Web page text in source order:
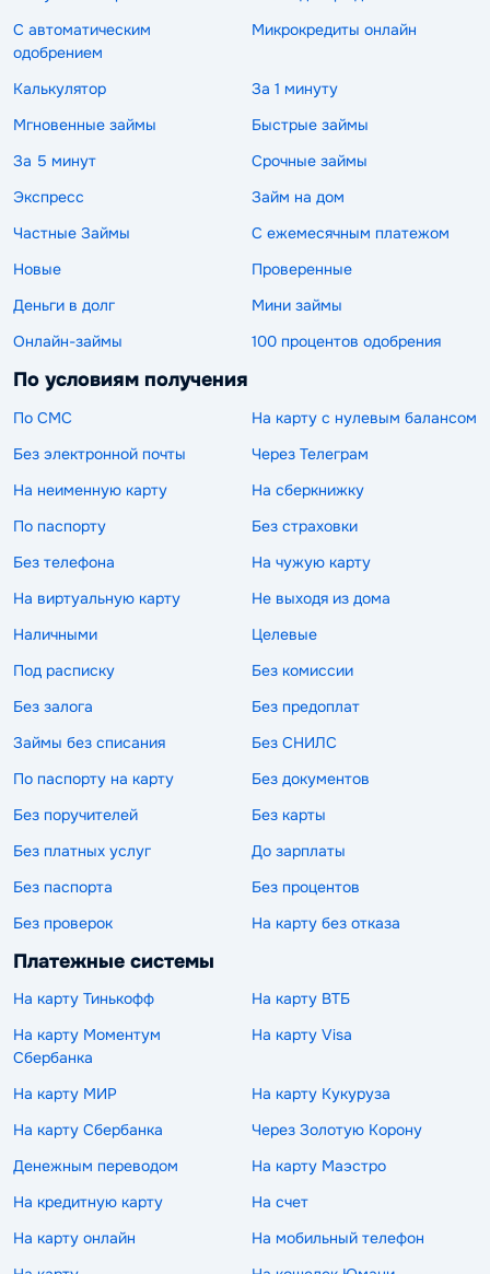
С автоматическим
одобрением
Микрокредиты онлайн
Калькулятор
За 1 минуту
Мгновенные займы
Быстрые займы
За 5 минут
Срочные займы
Экспресс
Займ на дом
Частные Займы
С ежемесячным платежом
Новые
Проверенные
Деньги в долг
Мини займы
Онлайн-займы
100 процентов одобрения
По условиям получения
По СМС
На карту с нулевым балансом
Без электронной почты
Через Телеграм
На неименную карту
На сберкнижку
По паспорту
Без страховки
Без телефона
На чужую карту
На виртуальную карту
Не выходя из дома
Наличными
Целевые
Под расписку
Без комиссии
Без залога
Без предоплат
Займы без списания
Без СНИЛС
По паспорту на карту
Без документов
Без поручителей
Без карты
Без платных услуг
До зарплаты
Без паспорта
Без процентов
Без проверок
На карту без отказа
Платежные системы
На карту Тинькофф
На карту ВТБ
На карту Моментум
Сбербанка
На карту Visa
На карту МИР
На карту Кукуруза
На карту Сбербанка
Через Золотую Корону
Денежным переводом
На карту Маэстро
На кредитную карту
На счет
На карту онлайн
На мобильный телефон